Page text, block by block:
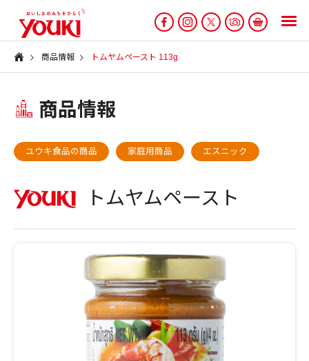
商品情報 トムヤムペースト 113g
商品情報
ユウキ食品の商品 家庭用商品 エスニック
トムヤムペースト